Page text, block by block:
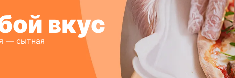
вкус
— сытная